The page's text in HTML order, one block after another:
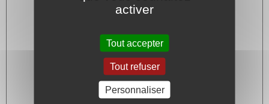
Voir le produit
activer
Tout accepter
Tout refuser
Personnaliser